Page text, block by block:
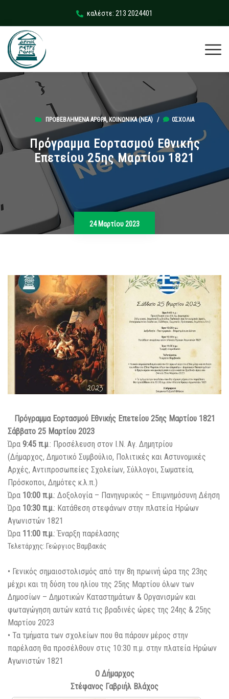
καλέστε: 213 2024401
ΠΡΟΒΕΒΛΗΜΈΝΑ ΆΡΘΡΑ, ΚΟΙΝΩΝΙΚΆ (ΝΕΑ)/ 0ΣΧΌΛΙΑ
Πρόγραμμα Εορτασμού Εθνικής
Επετείου 25ης Μαρτίου 1821
24 Μαρτίου 2023
Πρόγραμμα Εορτασμού Εθνικής Επετείου 25ης Μαρτίου 1821
Σάββατο 25 Μαρτίου 2023
Ώρα 9:45 π.μ .: Προσέλευση στον Ι.Ν. Αγ. Δημητρίου
(Δήμαρχος, Δημοτικό Συμβούλιο, Πολιτικές και Αστυνομικές
Αρχές, Αντιπροσωπείες Σχολείων, Σύλλογοι, Σωματεία,
Πρόσκοποι, Δημότες κ.λ.π.)
Ώρα 10:00 π.μ.: Δοξολογία – Πανηγυρικός – Επιμνημόσυνη Δέηση
Ώρα 10:30 π.μ.: Κατάθεση στεφάνων στην πλατεία Ηρώων
Αγωνιστών 1821
Ώρα 11:00 π.μ.: Έναρξη παρέλασης
Τελετάρχης: Γεώργιος Βαμβακάς
• Γενικός σημαιοστολισμός από την 8η πρωινή ώρα της 23ης
μέχρι και τη δύση του ηλίου της 25ης Μαρτίου όλων των
Δημοσίων – Δημοτικών Καταστημάτων & Οργανισμών και
φωταγώγηση αυτών κατά τις βραδινές ώρες της 24ης & 25ης
Μαρτίου 2023
• Τα τμήματα των σχολείων που θα πάρουν μέρος στην
παρέλαση θα προσέλθουν στις 10:30 π.μ. στην πλατεία Ηρώων
Αγωνιστών 1821
Ο Δήμαρχος
Στέφανος Γαβριήλ Βλάχος